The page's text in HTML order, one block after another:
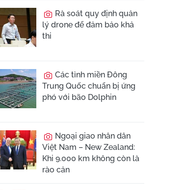
Rà soát quy định quản
lý drone để đảm bảo khả
thi
Các tỉnh miền Đông
Trung Quốc chuẩn bị ứng
phó với bão Dolphin
Ngoại giao nhân dân
Việt Nam – New Zealand:
Khi 9.000 km không còn là
rào cản